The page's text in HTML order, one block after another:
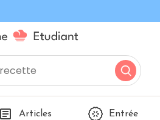
Articles Entrée